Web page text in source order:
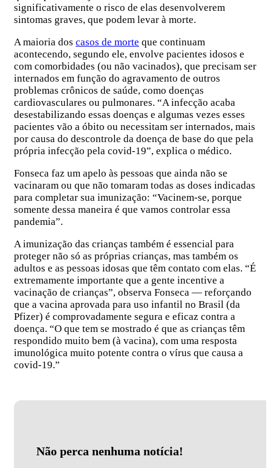
significativamente o risco de elas desenvolverem
sintomas graves, que podem levar à morte.
A maioria dos casos de morte que continuam
acontecendo, segundo ele, envolve pacientes idosos e
com comorbidades (ou não vacinados), que precisam ser
internados em função do agravamento de outros
problemas crônicos de saúde, como doenças
cardiovasculares ou pulmonares. “A infecção acaba
desestabilizando essas doenças e algumas vezes esses
pacientes vão a óbito ou necessitam ser internados, mais
por causa do descontrole da doença de base do que pela
própria infecção pela covid-19”, explica o médico.
Fonseca faz um apelo às pessoas que ainda não se
vacinaram ou que não tomaram todas as doses indicadas
para completar sua imunização: “Vacinem-se, porque
somente dessa maneira é que vamos controlar essa
pandemia”.
A imunização das crianças também é essencial para
proteger não só as próprias crianças, mas também os
adultos e as pessoas idosas que têm contato com elas. “É
extremamente importante que a gente incentive a
vacinação de crianças”, observa Fonseca — reforçando
que a vacina aprovada para uso infantil no Brasil (da
Pfizer) é comprovadamente segura e eficaz contra a
doença. “O que tem se mostrado é que as crianças têm
respondido muito bem (à vacina), com uma resposta
imunológica muito potente contra o vírus que causa a
covid-19.”
Não perca nenhuma notícia!